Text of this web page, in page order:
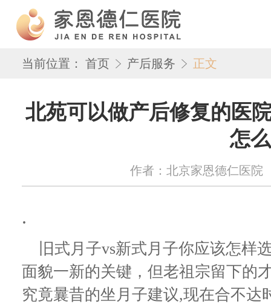
当前位置： 首页 产后服务 正文
北苑可以做产后修复的医
怎
作者：北京家恩德仁医院
.
旧式月子vs新式月子你应该怎样
面貌一新的关键，但老祖宗留下的
究竟曩昔的坐月子建议,现在合不达